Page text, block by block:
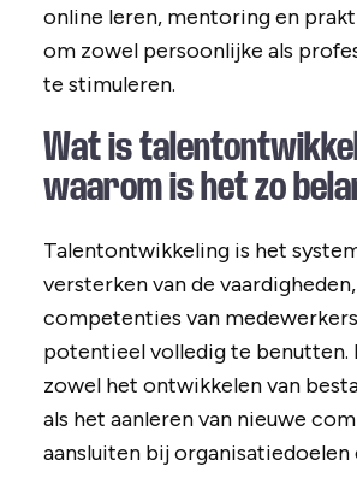
online leren, mentoring en
om zowel persoonlijke als
te stimuleren.
Wat is
waarom is het zo
Talentontwikkeling is het
versterken van de
competenties van
potentieel volledig te benutten.
zowel het ontwikkelen van
als het aanleren van nieuwe
aansluiten bij organisatiedoelen